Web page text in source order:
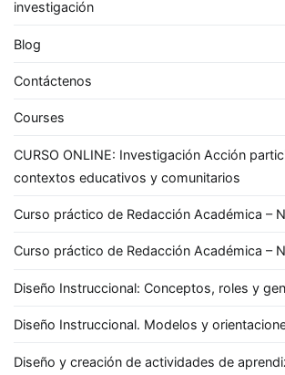
investigación
Blog
Contáctenos
Courses
CURSO ONLINE: Investigación Acción
contextos educativos y comunitarios
Curso práctico de Redacción Académica –
Curso práctico de Redacción Académica –
Diseño Instruccional: Conceptos, roles y
Diseño Instruccional. Modelos y
Diseño y creación de actividades de